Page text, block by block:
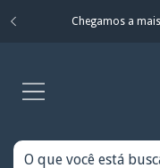
Chegamos a